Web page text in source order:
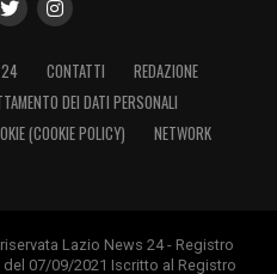
24 CONTATTI
REDAZIONE
DEI DATI PERSONALI
(COOKIE POLICY)
NETWORK
Lazio News 24 - Registro
del 07/09/2021 Iscritto al Registro